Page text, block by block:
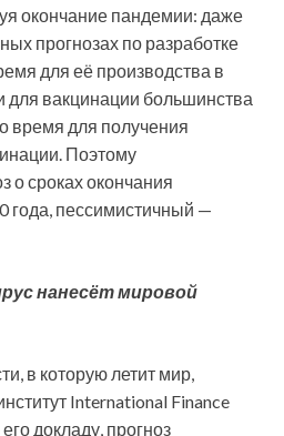
окончание пандемии: даже
прогнозах по разработке
для её производства в
для вакцинации большинства
время для получения
Поэтому
о сроках окончания
года, пессимистичный —
нанесёт мировой
в которую летит мир,
International Finance
докладу, прогноз